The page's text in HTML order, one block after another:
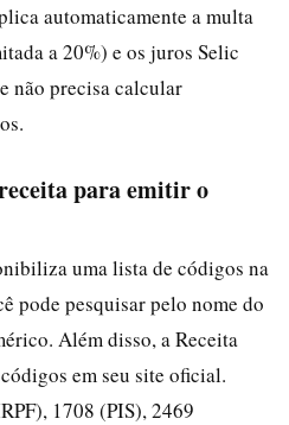
automaticamente a multa
a 20%) e os juros Selic
não precisa calcular
para emitir o
uma lista de códigos na
pode pesquisar pelo nome do
Além disso, a Receita
em seu site oficial.
1708 (PIS), 2469